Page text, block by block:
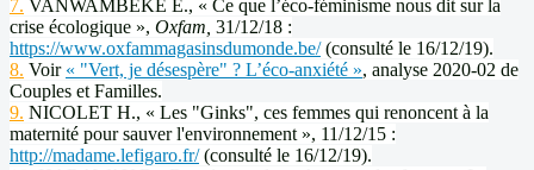
7. VANWAMBEKE E., « Ce que l’éco-féminisme nous dit sur la
crise écologique », Oxfam, 31/12/18 :
https://www.oxfammagasinsdumonde.be/(consulté le 16/12/19).
8. Voir « "Vert, je désespère" ? L’éco-anxiété », analyse 2020-02 de
Couples et Familles.
9. NICOLET H., « Les "Ginks", ces femmes qui renoncent à la
maternité pour sauver l'environnement », 11/12/15 :
http://madame.lefigaro.fr/(consulté le 16/12/19).